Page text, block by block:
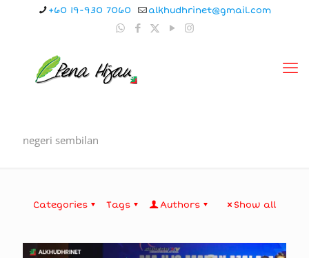
+60 19-930 7060 alkhudhrinet@gmail.com
negeri sembilan
Categories Tags Authors Show all